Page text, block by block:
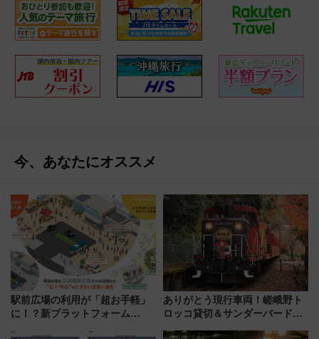
今、あなたにオススメ
駅前広場の利用が「超お手軽」
に！？新プラットフォーム
ありがとう現行車両！嵯峨野ト
ロッコ貸切＆サンダーバードレ